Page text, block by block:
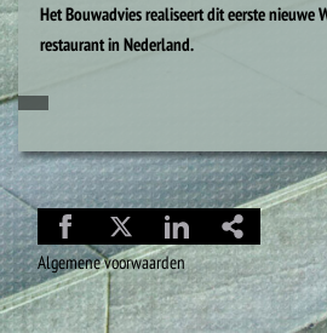
Het Bouwadvies realiseert dit eerste nieuwe
restaurant in Nederland.
Algemene voorwaarden